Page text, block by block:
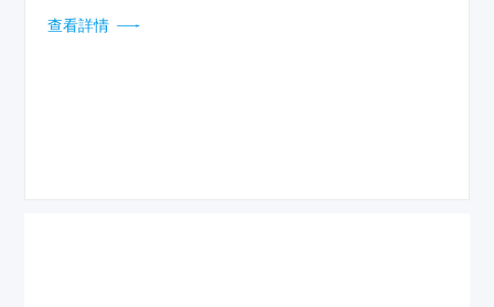
查看詳情